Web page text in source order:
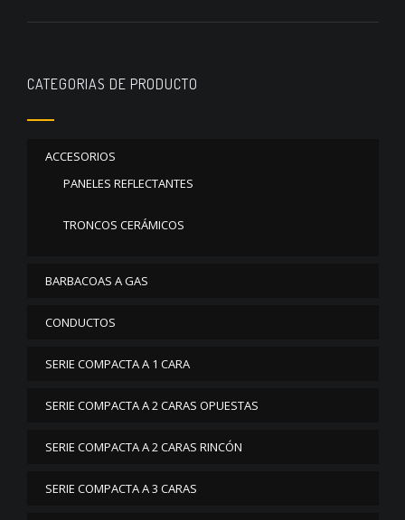
CATEGORIAS DE PRODUCTO
ACCESORIOS
PANELES REFLECTANTES
TRONCOS CERÁMICOS
BARBACOAS A GAS
CONDUCTOS
SERIE COMPACTA A 1 CARA
SERIE COMPACTA A 2 CARAS OPUESTAS
SERIE COMPACTA A 2 CARAS RINCÓN
SERIE COMPACTA A 3 CARAS